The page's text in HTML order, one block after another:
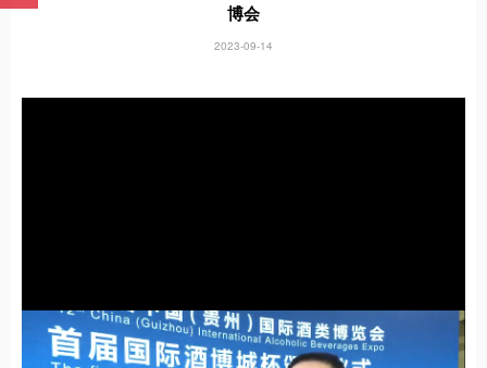
博会
2023-09-14